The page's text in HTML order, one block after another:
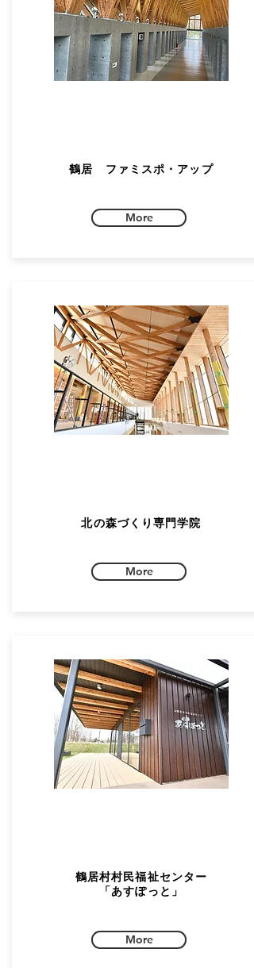
鶴居 ファミスポ・アップ
More
北の森づくり専門学院
More
鶴居村村民福祉センター
「あすぽっと」
More